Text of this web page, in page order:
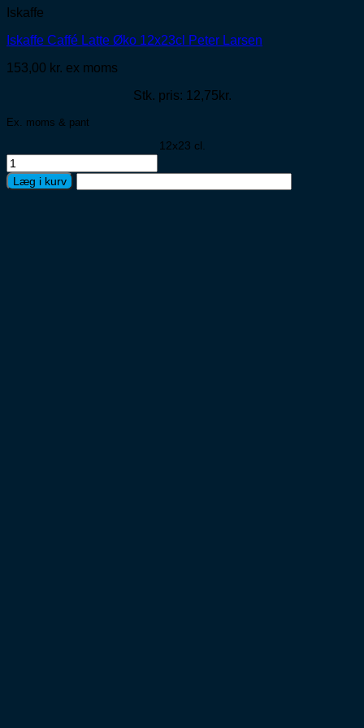
Iskaffe
Iskaffe Caffé Latte Øko 12x23cl Peter Larsen
153,00 kr. ex moms
Stk. pris: 12,75kr.
Ex. moms & pant
12x23 cl.
Iskaffe
Caffé
Latte
Læg i kurv